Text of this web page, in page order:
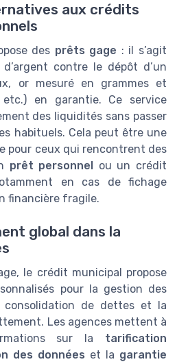
aux crédits
des prêts gage : il s’agit
d’argent contre le dépôt d’un
or mesuré en grammes et
en garantie. Ce service
des liquidités sans passer
habituels. Cela peut être une
pour ceux qui rencontrent des
prêt personnel ou un crédit
en cas de fichage
financière fragile.
global dans la
le crédit municipal propose
pour la gestion des
consolidation de dettes et la
Les agences mettent à
sur la tarification
des données et la garantie